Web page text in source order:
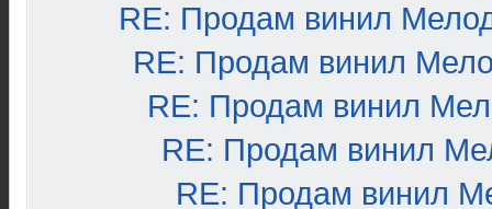
RE: Продам винил
RE: Продам винил
RE: Продам винил
RE: Продам винил
RE: Продам винил